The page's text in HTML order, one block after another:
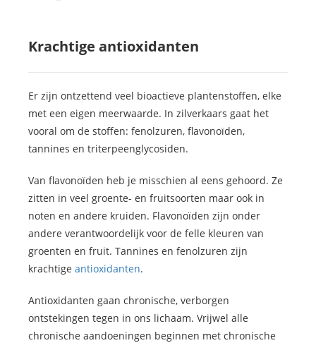
Krachtige antioxidanten
Er zijn ontzettend veel bioactieve plantenstoffen, elke
met een eigen meerwaarde. In zilverkaars gaat het
vooral om de stoffen: fenolzuren, flavonoïden,
tannines en triterpeenglycosiden.
Van flavonoïden heb je misschien al eens gehoord. Ze
zitten in veel groente- en fruitsoorten maar ook in
noten en andere kruiden. Flavonoïden zijn onder
andere verantwoordelijk voor de felle kleuren van
groenten en fruit. Tannines en fenolzuren zijn
krachtige antioxidanten.
Antioxidanten gaan chronische, verborgen
ontstekingen tegen in ons lichaam. Vrijwel alle
chronische aandoeningen beginnen met chronische